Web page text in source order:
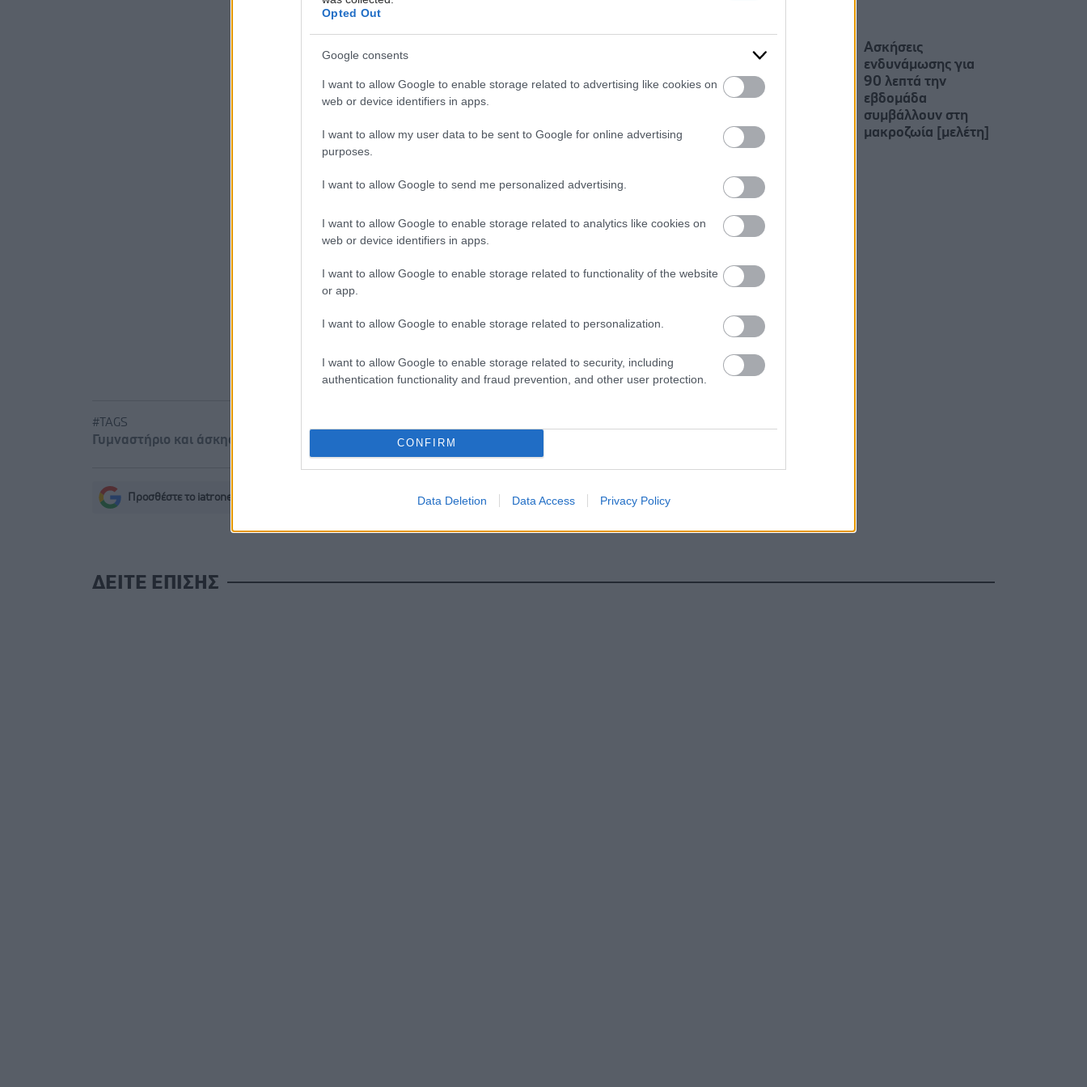
Opted Out
Google consents
I want to allow Google to enable storage related to advertising like cookies on
web or device identifiers in apps.
I want to allow my user data to be sent to Google for online advertising
purposes.
I want to allow Google to send me personalized advertising.
I want to allow Google to enable storage related to analytics like cookies on
web or device identifiers in apps.
I want to allow Google to enable storage related to functionality of the website
or app.
I want to allow Google to enable storage related to personalization.
I want to allow Google to enable storage related to security, including
authentication functionality and fraud prevention, and other user protection.
CONFIRM
Data Deletion Data Access Privacy Policy
μπορούν να ασχοληθούν απερίσπαστοι με την εργασία τους.
Οι περισσότεροι ασθενείς είναι ευγενικοί, ενώ ακόμα και οι
επιφυλακτικοί, είναι πλέον πολύ ευχαριστημένοι από τη
Προσθέστε το iatronet.gr στο Discover
Ειδήσεις υγείας σήμερα
Διευθέτηση των αποζημιώσεων των Στρατιωτικών Ιατρών μετά
από αίτημα του ΙΣΑ
Διαταραχή μετατραυματικού στρες: Ουσία της ιατρικής
κάνναβης μειώνει τους εφιάλτες
Δήμος Κασσάνδρας: Αίρεται η απαγόρευση για τη χρήση του
#TAGS
Γυμναστήριο και άσκηση
Προσθέστε το iatronet.gr στο Discover
Ασκήσεις
ενδυνάμωσης για
90 λεπτά την
εβδομάδα
συμβάλλουν στη
μακροζωία [μελέτη]
ΔΕΙΤΕ ΕΠΙΣΗΣ